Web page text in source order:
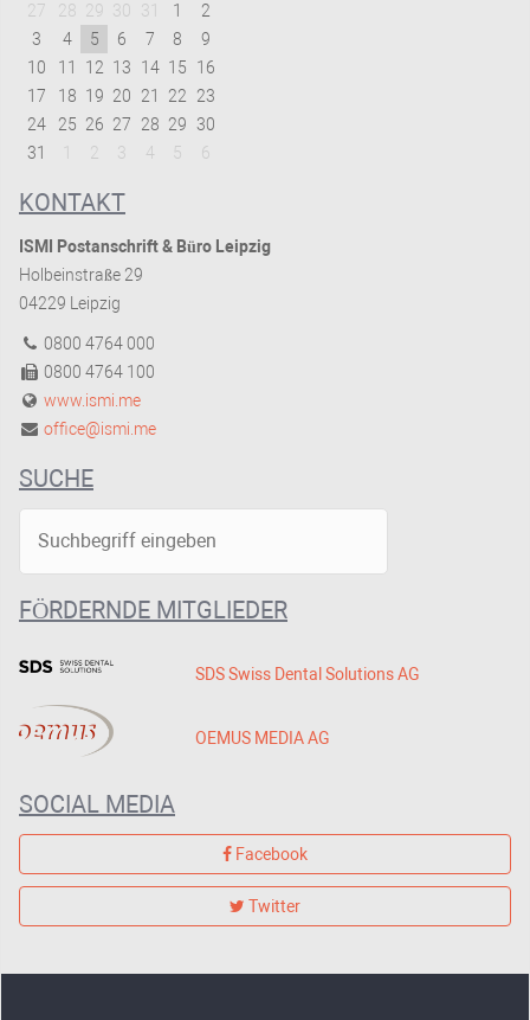
27
28 29 30 31 1
2
3
4 5 6 7 8
9
10
11 12 13 14 15
16
17
18 19 20 21 22
23
24
25 26 27 28 29 30
31
2 3 4 5 6
KONTAKT
ISMI Postanschrift & Büro Leipzig
Holbeinstraße 29
04229 Leipzig
0800 4764 000
0800 4764 100
www.ismi.me
office@ismi.me
SUCHE
FÖRDERNDE MITGLIEDER
SDS Swiss Dental Solutions AG
OEMUS MEDIA AG
SOCIAL MEDIA
Facebook
Twitter